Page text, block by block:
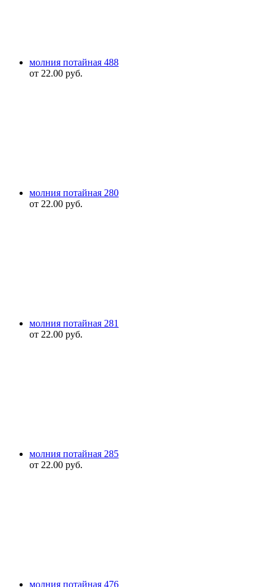
молния потайная 488
от 22.00 руб.
молния потайная 280
от 22.00 руб.
молния потайная 281
от 22.00 руб.
молния потайная 285
от 22.00 руб.
молния потайная 476